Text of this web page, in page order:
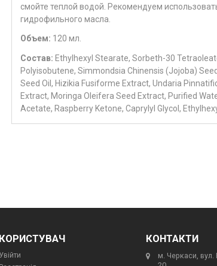
смойте теплой водой. Рекомендуем
гидрофильного масла.
Объем: 120 мл.
Состав: Ethylhexyl Stearate, Sorbeth-30
Polyisobutene, Simmondsia Chinensis (Jojoba)
Seed Oil, Hizikia Fusiforme Extract, Undaria
Extract, Moringa Oleifera Seed Extract, Purified
Acetate, Raspberry Ketone, Caprylyl Glycol,
КОРИСТУВАЧ
Увійти
КОНТАКТИ
м. Черкаси, вул.